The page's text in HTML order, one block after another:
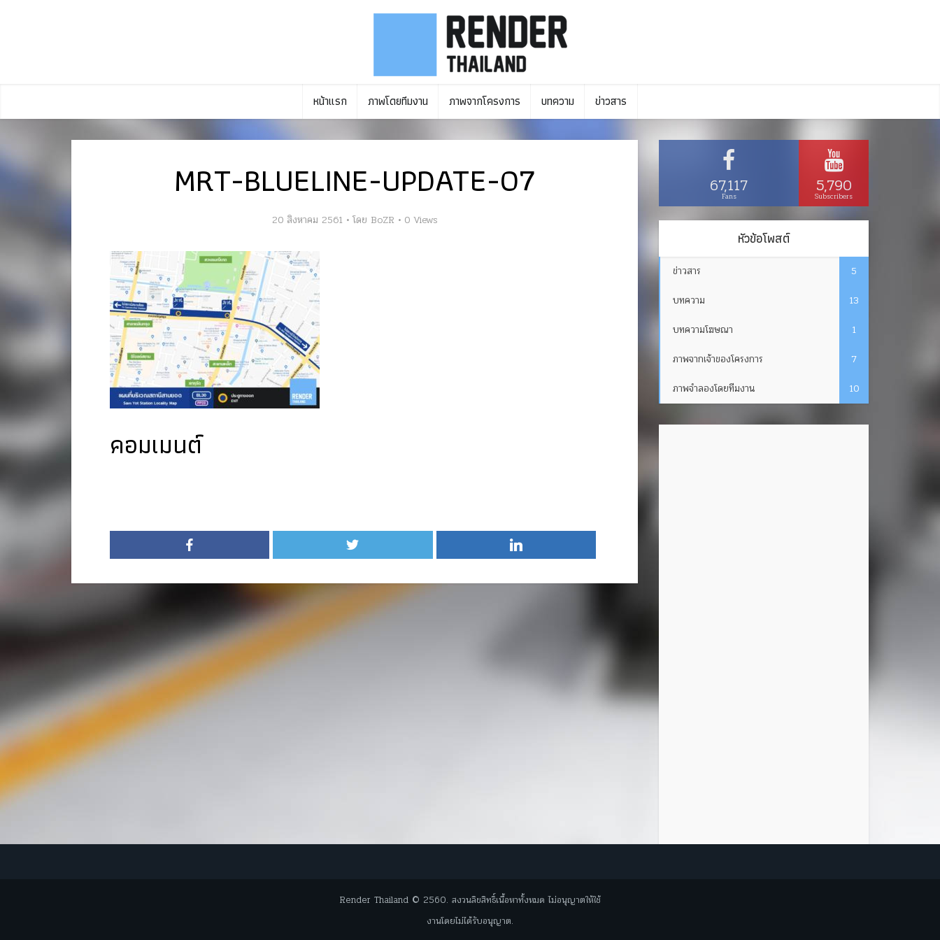
หน้าแรก ภาพโดยทีมงาน ภาพจากโครงการ บทความ ข่าวสาร
MRT-BLUELINE-UPDATE-07
20 สิงหาคม 2561 โดย BoZR 0 Views
คอมเมนต์
67,117
Fans 5,790
Subscribers
หัวข้อโพสต์
ข่าวสาร
5
บทความ
13
บทความโฆษณา
1
ภาพจากเจ้าของโครงการ
7
ภาพจำลองโดยทีมงาน
10
Render Thailand © 2560. สงวนลิขสิทธิ์เนื้อหาทั้งหมด ไม่อนุญาตให้ใช้
งานโดยไม่ได้รับอนุญาต.